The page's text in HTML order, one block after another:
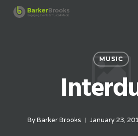
Skip
MUSIC
By Barker Brooks January 23,